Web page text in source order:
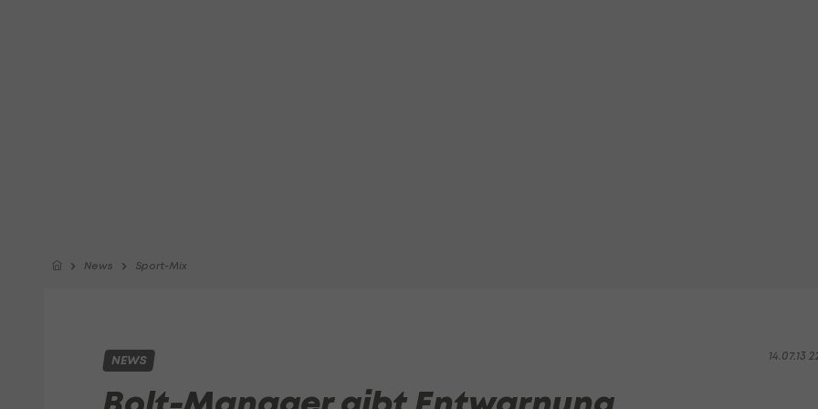
News Sport-Mix
14.07.13
NEWS